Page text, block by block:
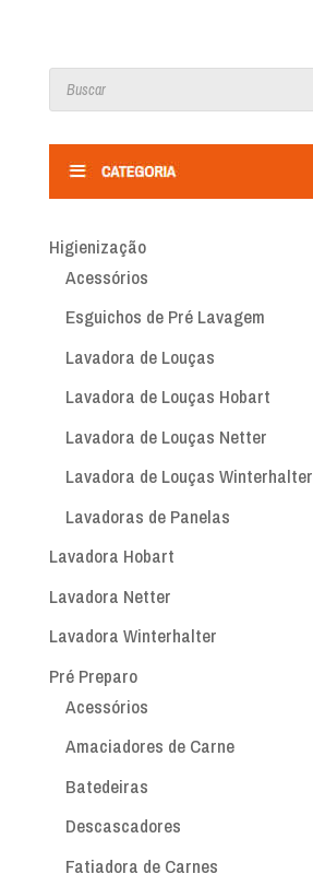
Products
search
Higienização
Acessórios
Esguichos de Pré Lavagem
Lavadora de Louças
Lavadora de Louças Hobart
Lavadora de Louças Netter
Lavadora de Louças Winterhalter
Lavadoras de Panelas
Lavadora Hobart
Lavadora Netter
Lavadora Winterhalter
Pré Preparo
Acessórios
Amaciadores de Carne
Batedeiras
Descascadores
Fatiadora de Carnes